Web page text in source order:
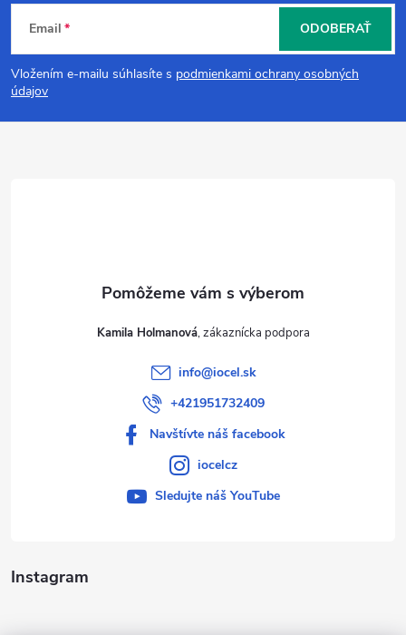
Z
á
p
Email
Vložením e-mailu súhlasíte s podmienkami ochrany osobných
údajov
ODOBERAŤ
Instagram
Kamila Holmanová
info@iocel.sk
+421951732409
Navštívte náš facebook
iocelcz
Sledujte náš YouTube